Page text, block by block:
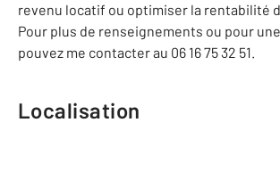
revenu locatif ou optimiser la rentabilité
Pour plus de renseignements ou pour
pouvez me contacter au 06 16 75 32 51.
Localisation